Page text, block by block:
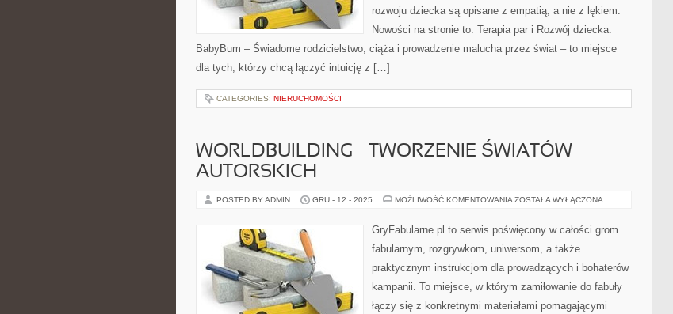
rozwoju dziecka są opisane z empatią, a nie z lękiem.
Nowości na stronie to: Terapia par i Rozwój dziecka.
BabyBum – Świadome rodzicielstwo, ciąża i prowadzenie malucha przez świat – to miejsce
dla tych, którzy chcą łączyć intuicję z […]
CATEGORIES: NIERUCHOMOŚCI
WORLDBUILDING – TWORZENIE ŚWIATÓW
AUTORSKICH
POSTED BY ADMIN GRU - 12 - 2025 MOŻLIWOŚĆ KOMENTOWANIA WORLDBUILDING
ŚWIATÓW
AUTORSKICH
ZOSTAŁA WYŁĄCZONA
GryFabularne.pl to serwis poświęcony w całości grom
fabularnym, rozgrywkom, uniwersom, a także
praktycznym instrukcjom dla prowadzących i bohaterów
kampanii. To miejsce, w którym zamiłowanie do fabuły
łączy się z konkretnymi materiałami pomagającymi